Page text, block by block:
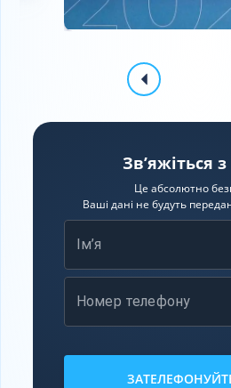
Зв’яжіться
Це абсолютно
Ваші дані не будуть
Ім’я
Номер телефону